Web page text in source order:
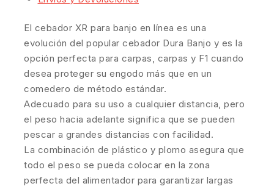
El cebador XR para banjo en línea es una
evolución del popular cebador Dura Banjo y es la
opción perfecta para carpas, carpas y F1 cuando
desea proteger su engodo más que en un
comedero de método estándar.
Adecuado para su uso a cualquier distancia, pero
el peso hacia adelante significa que se pueden
pescar a grandes distancias con facilidad.
La combinación de plástico y plomo asegura que
todo el peso se pueda colocar en la zona
perfecta del alimentador para garantizar largas